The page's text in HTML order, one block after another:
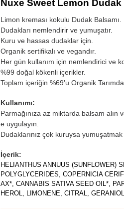
Nuxe Sweet Lemon Dudak
Limon kreması kokulu Dudak Balsamı.
Dudakları nemlendirir ve yumuşatır.
Kuru ve hassas dudaklar için.
Organik sertifikalı ve vegandır.
Her gün kullanım için nemlendirici ve
%99 doğal kökenli içerikler.
Toplam içeriğin %69'u Organik
Kullanımı:
Parmağınıza az miktarda balsam alın
e uygulayın.
Dudaklarınız çok kuruysa
İçerik:
HELIANTHUS ANNUUS (SUNFLOWER)
POLYGLYCERIDES, COPERNICIA
AX*, CANNABIS SATIVA SEED OIL*,
HEROL, LIMONENE, CITRAL,